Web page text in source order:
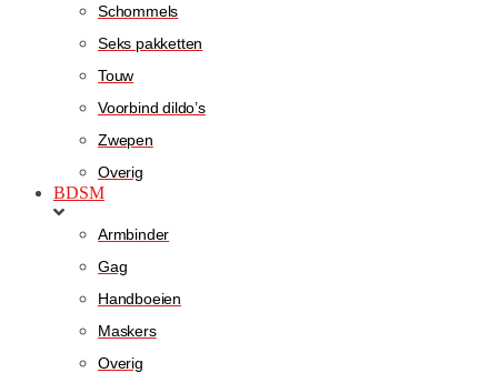
Schommels
Seks pakketten
Touw
Voorbind dildo’s
Zwepen
Overig
BDSM
Armbinder
Gag
Handboeien
Maskers
Overig